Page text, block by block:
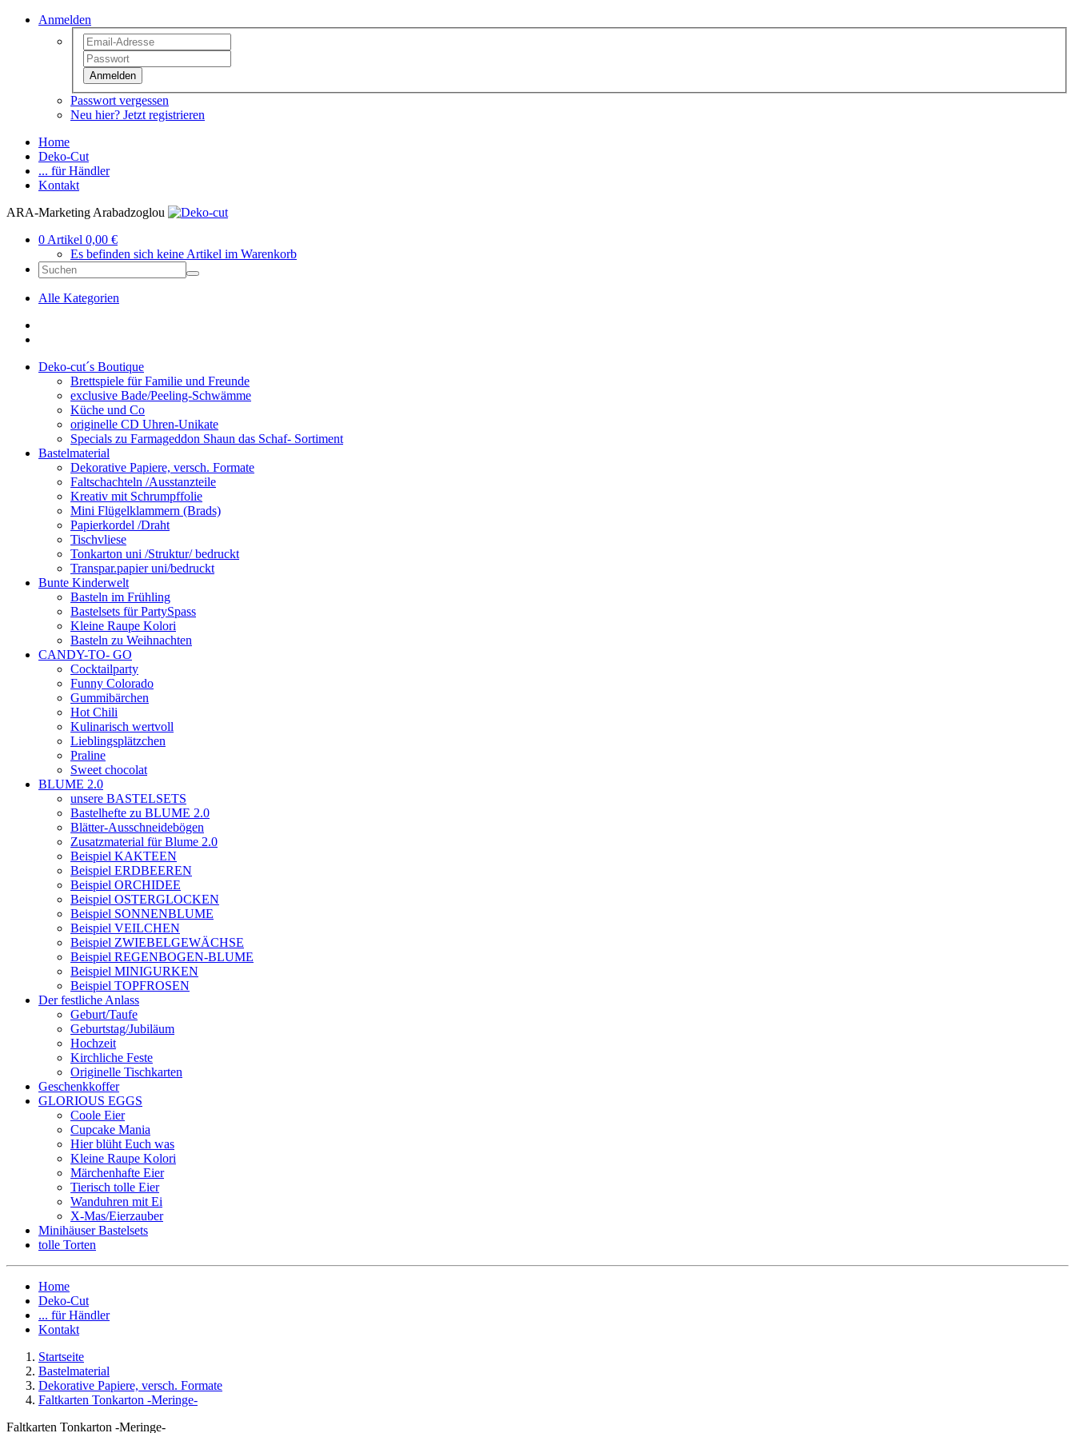
Anmelden
Anmelden
Passwort vergessen
Neu hier? Jetzt registrieren
Home
Deko-Cut
... für Händler
Kontakt
ARA-Marketing Arabadzoglou
0 Artikel 0,00 €
Es befinden sich keine Artikel im Warenkorb
Alle Kategorien
Deko-cut´s Boutique
Brettspiele für Familie und Freunde
exclusive Bade/Peeling-Schwämme
Küche und Co
originelle CD Uhren-Unikate
Specials zu Farmageddon Shaun das Schaf- Sortiment
Bastelmaterial
Dekorative Papiere, versch. Formate
Faltschachteln /Ausstanzteile
Kreativ mit Schrumpffolie
Mini Flügelklammern (Brads)
Papierkordel /Draht
Tischvliese
Tonkarton uni /Struktur/ bedruckt
Transpar.papier uni/bedruckt
Bunte Kinderwelt
Basteln im Frühling
Bastelsets für PartySpass
Kleine Raupe Kolori
Basteln zu Weihnachten
CANDY-TO- GO
Cocktailparty
Funny Colorado
Gummibärchen
Hot Chili
Kulinarisch wertvoll
Lieblingsplätzchen
Praline
Sweet chocolat
BLUME 2.0
unsere BASTELSETS
Bastelhefte zu BLUME 2.0
Blätter-Ausschneidebögen
Zusatzmaterial für Blume 2.0
Beispiel KAKTEEN
Beispiel ERDBEEREN
Beispiel ORCHIDEE
Beispiel OSTERGLOCKEN
Beispiel SONNENBLUME
Beispiel VEILCHEN
Beispiel ZWIEBELGEWÄCHSE
Beispiel REGENBOGEN-BLUME
Beispiel MINIGURKEN
Beispiel TOPFROSEN
Der festliche Anlass
Geburt/Taufe
Geburtstag/Jubiläum
Hochzeit
Kirchliche Feste
Originelle Tischkarten
Geschenkkoffer
GLORIOUS EGGS
Coole Eier
Cupcake Mania
Hier blüht Euch was
Kleine Raupe Kolori
Märchenhafte Eier
Tierisch tolle Eier
Wanduhren mit Ei
X-Mas/Eierzauber
Minihäuser Bastelsets
tolle Torten
Home
Deko-Cut
... für Händler
Kontakt
Startseite
Bastelmaterial
Dekorative Papiere, versch. Formate
Faltkarten Tonkarton -Meringe-
Faltkarten Tonkarton -Meringe-